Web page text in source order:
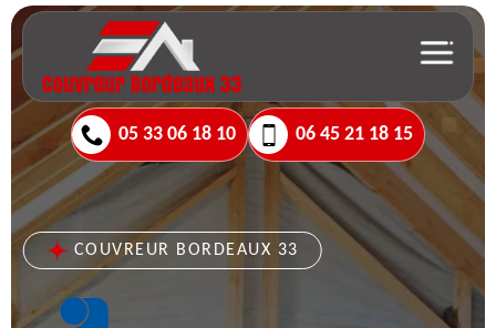
05 33 06 18 10 06 45 21 18 15
COUVREUR BORDEAUX 33